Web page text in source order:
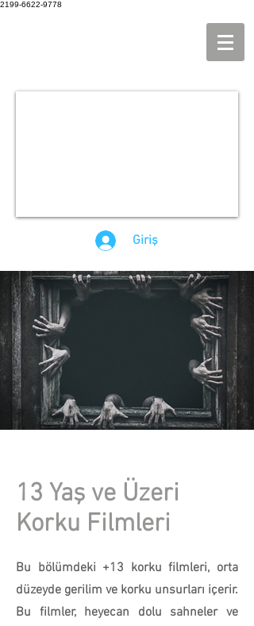
2199-6622-9778
Giriş
13 Yaş ve Üzeri
Korku Filmleri
Bu bölümdeki +13 korku filmleri, orta
düzeyde gerilim ve korku unsurları içerir.
Bu filmler, heyecan dolu sahneler ve